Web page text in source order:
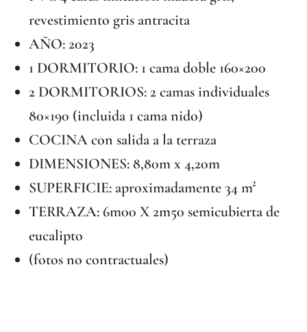
revestimiento gris antracita
AÑO: 2023
1 DORMITORIO: 1 cama doble 160×200
2 DORMITORIOS: 2 camas individuales
80×190 (incluida 1 cama nido)
COCINA con salida a la terraza
DIMENSIONES: 8,80m x 4,20m
SUPERFICIE: aproximadamente 34 m²
TERRAZA: 6m00 X 2m50 semicubierta de
eucalipto
(fotos no contractuales)